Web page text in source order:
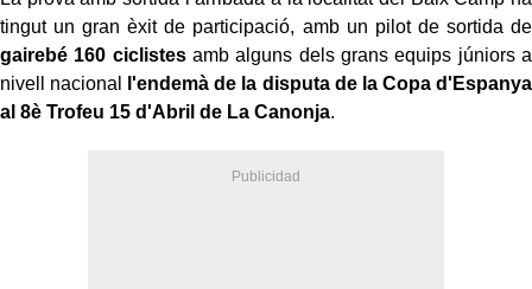
tingut un gran èxit de participació, amb un pilot de sortida de
gairebé 160 ciclistesamb alguns dels grans equips júniors a
nivell nacional
l'endemà de la disputa de la Copa d'Espanya
al 8è Trofeu 15 d'Abril de La Canonja.